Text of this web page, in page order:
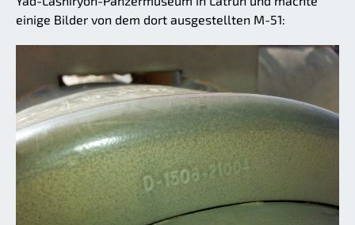
einige Bilder von dem dort ausgestellten M-51: